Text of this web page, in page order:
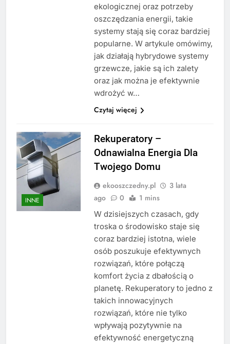
ekologicznej oraz potrzeby
oszczędzania energii, takie
systemy stają się coraz bardziej
popularne. W artykule omówimy,
jak działają hybrydowe systemy
grzewcze, jakie są ich zalety
oraz jak można je efektywnie
wdrożyć w…
Czytaj więcej
INNE
Rekuperatory –
Odnawialna Energia Dla
Twojego Domu
ekooszczedny.pl
3 lata
ago
0 1 mins
W dzisiejszych czasach, gdy
troska o środowisko staje się
coraz bardziej istotna, wiele
osób poszukuje efektywnych
rozwiązań, które połączą
komfort życia z dbałością o
planetę. Rekuperatory to jedno z
takich innowacyjnych
rozwiązań, które nie tylko
wpływają pozytywnie na
efektywność energetyczną